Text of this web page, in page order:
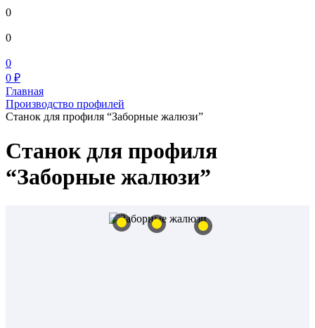
0
0
0
0 ₽
Главная
Производство профилей
Станок для профиля “Заборные жалюзи”
Станок для профиля
“Заборные жалюзи”